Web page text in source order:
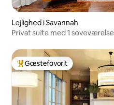
Lejlighed i Savannah
Privat suite med 1
Bedste gæstefavorit
Gæstefavorit